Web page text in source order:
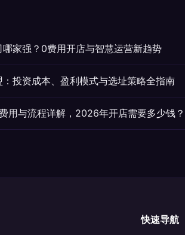
家强？0费用开店与智慧运营新趋势
投资成本、盈利模式与选址策略全指南
用与流程详解，2026年开店需要多少钱？
快速导航